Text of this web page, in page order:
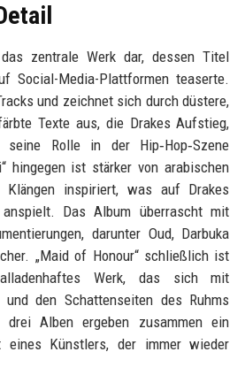
zentrale Werk dar, dessen Titel
Social-Media-Plattformen teaserte.
und zeichnet sich durch düstere,
Texte aus, die Drakes Aufstieg,
Rolle in der Hip‑Hop‑Szene
hingegen ist stärker von arabischen
Klängen inspiriert, was auf Drakes
Das Album überrascht mit
darunter Oud, Darbuka
„Maid of Honour“ schließlich ist
Werk, das sich mit
und den Schattenseiten des Ruhms
drei Alben ergeben zusammen ein
eines Künstlers, der immer wieder